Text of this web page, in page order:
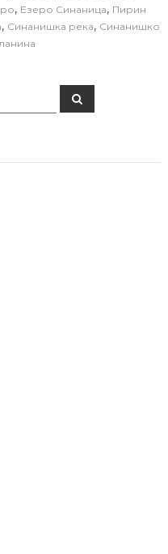
, Езеро Синаница, Пирин
, Синанишка река, Синанишко
S
e